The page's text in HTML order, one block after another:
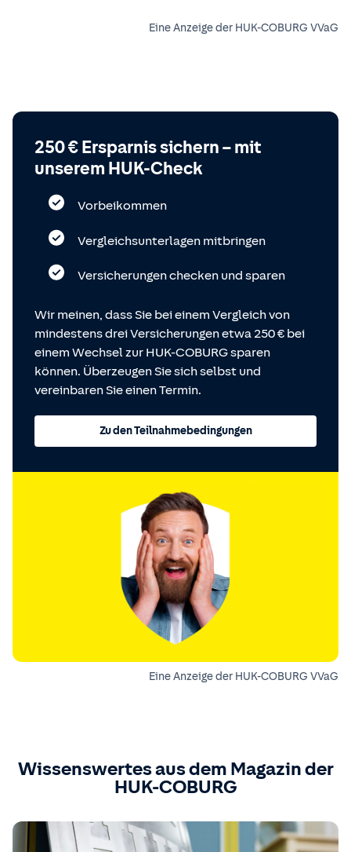
Eine Anzeige der HUK-COBURG VVaG
250 € Ersparnis sichern – mit
unserem HUK-Check
Vorbeikommen
Vergleichsunterlagen mitbringen
Versicherungen checken und sparen
Wir meinen, dass Sie bei einem Vergleich von
mindestens drei Versicherungen etwa 250 € bei
einem Wechsel zur HUK-COBURG sparen
können. Überzeugen Sie sich selbst und
vereinbaren Sie einen Termin.
Zu den Teilnahmebedingungen
Eine Anzeige der HUK-COBURG VVaG
Wissenswertes aus dem Magazin der
HUK-COBURG